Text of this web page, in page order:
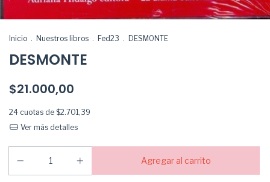
Inicio . Nuestros libros . Fed23 . DESMONTE
DESMONTE
$21.000,00
24 cuotas de $2.701,39
Ver más detalles